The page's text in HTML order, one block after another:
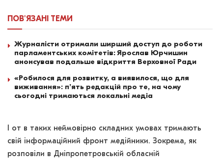
ПОВ'ЯЗАНІ ТЕМИ
Журналісти отримали ширший доступ до роботи
парламентських комітетів: Ярослав Юрчишин
анонсував подальше відкриття Верховної Ради
«Робилося для розвитку, а виявилося, що для
виживання»: п’ять редакцій про те, на чому
сьогодні тримаються локальні медіа
І от в таких неймовірно складних умовах тримають
свій інформаційний фронт медійники. Зокрема, як
розповіли в Дніпропетровській обласній